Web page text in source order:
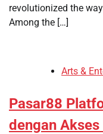
revolutionized the
Among the […]
Arts &
Pasar88
dengan